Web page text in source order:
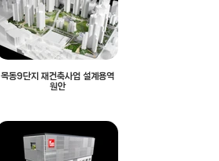
목동9단지 재건축사업 설계용역
원안